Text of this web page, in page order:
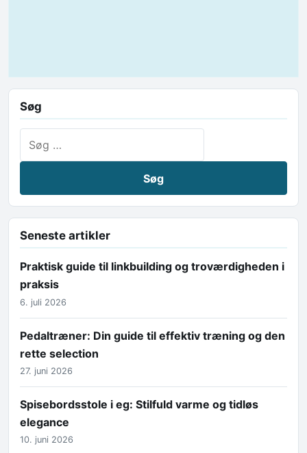
Søg
Seneste artikler
Praktisk guide til linkbuilding og troværdigheden i
praksis
6. juli 2026
Pedaltræner: Din guide til effektiv træning og den
rette selection
27. juni 2026
Spisebordsstole i eg: Stilfuld varme og tidløs
elegance
10. juni 2026